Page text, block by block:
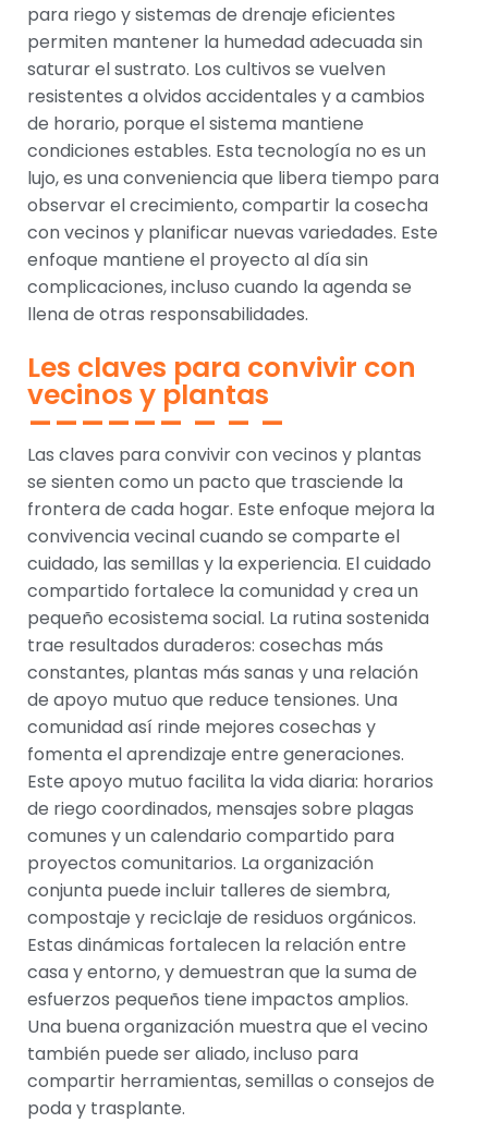
para riego y sistemas de drenaje eficientes
permiten mantener la humedad adecuada sin
saturar el sustrato. Los cultivos se vuelven
resistentes a olvidos accidentales y a cambios
de horario, porque el sistema mantiene
condiciones estables. Esta tecnología no es un
lujo, es una conveniencia que libera tiempo para
observar el crecimiento, compartir la cosecha
con vecinos y planificar nuevas variedades. Este
enfoque mantiene el proyecto al día sin
complicaciones, incluso cuando la agenda se
llena de otras responsabilidades.
Les claves para convivir con
vecinos y plantas
Las claves para convivir con vecinos y plantas
se sienten como un pacto que trasciende la
frontera de cada hogar. Este enfoque mejora la
convivencia vecinal cuando se comparte el
cuidado, las semillas y la experiencia. El cuidado
compartido fortalece la comunidad y crea un
pequeño ecosistema social. La rutina sostenida
trae resultados duraderos: cosechas más
constantes, plantas más sanas y una relación
de apoyo mutuo que reduce tensiones. Una
comunidad así rinde mejores cosechas y
fomenta el aprendizaje entre generaciones.
Este apoyo mutuo facilita la vida diaria: horarios
de riego coordinados, mensajes sobre plagas
comunes y un calendario compartido para
proyectos comunitarios. La organización
conjunta puede incluir talleres de siembra,
compostaje y reciclaje de residuos orgánicos.
Estas dinámicas fortalecen la relación entre
casa y entorno, y demuestran que la suma de
esfuerzos pequeños tiene impactos amplios.
Una buena organización muestra que el vecino
también puede ser aliado, incluso para
compartir herramientas, semillas o consejos de
poda y trasplante.